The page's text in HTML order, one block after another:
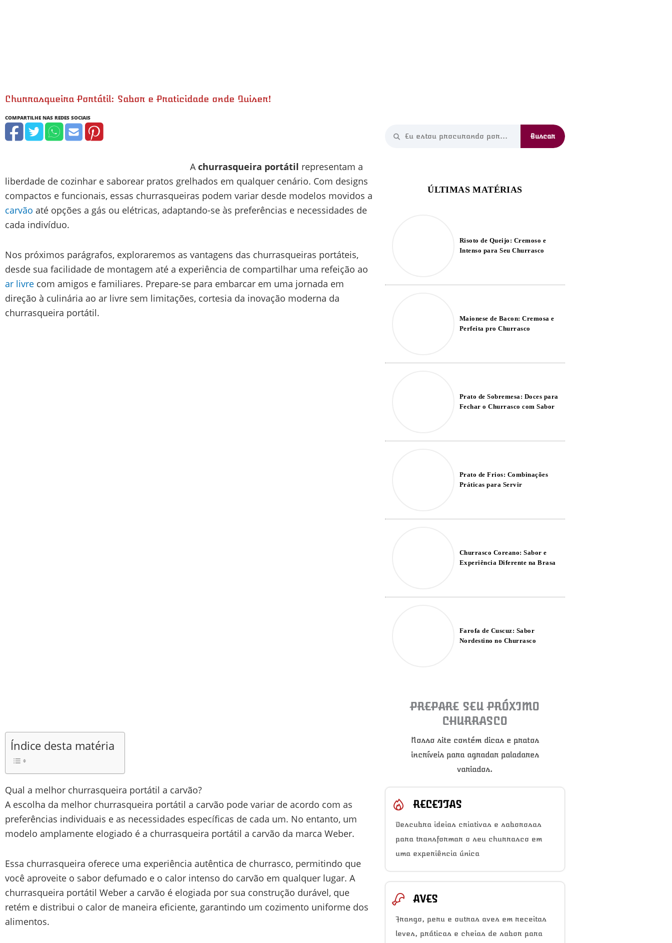
Churrasqueira Portátil: Sabor e Praticidade onde Quiser!
A churrasqueira portátil representam a
liberdade de cozinhar e saborear pratos grelhados em qualquer cenário. Com designs
compactos e funcionais, essas churrasqueiras podem variar desde modelos movidos a
carvão até opções a gás ou elétricas, adaptando-se às preferências e necessidades de
cada indivíduo.
Nos próximos parágrafos, exploraremos as vantagens das churrasqueiras portáteis,
desde sua facilidade de montagem até a experiência de compartilhar uma refeição ao
ar livre com amigos e familiares. Prepare-se para embarcar em uma jornada em
direção à culinária ao ar livre sem limitações, cortesia da inovação moderna da
churrasqueira portátil.
Índice desta matéria
Qual a melhor churrasqueira portátil a carvão?
A escolha da melhor churrasqueira portátil a carvão pode variar de acordo com as
preferências individuais e as necessidades específicas de cada um. No entanto, um
modelo amplamente elogiado é a churrasqueira portátil a carvão da marca Weber.
Essa churrasqueira oferece uma experiência autêntica de churrasco, permitindo que
você aproveite o sabor defumado e o calor intenso do carvão em qualquer lugar. A
churrasqueira portátil Weber a carvão é elogiada por sua construção durável, que
retém e distribui o calor de maneira eficiente, garantindo um cozimento uniforme dos
alimentos.
Risoto de Queijo: Cremoso e
Intenso para Seu Churrasco
Maionese de Bacon: Cremosa e
Perfeita pro Churrasco
Prato de Sobremesa: Doces para
Fechar o Churrasco com Sabor
Prato de Frios: Combinações
Práticas para Servir
Churrasco Coreano: Sabor e
Experiência Diferente na Brasa
Farofa de Cuscuz: Sabor
Nordestino no Churrasco
PREPARE SEU PRÓXIMO
CHURRASCO
Nosso site contém dicas e pratos
incríveis para agradar paladares
variados.
RECEITAS
Descubra ideias criativas e saborosas
para transformar o seu churrasco em
uma experiência única
AVES
Frango, peru e outras aves em receitas
leves, práticas e cheias de sabor para